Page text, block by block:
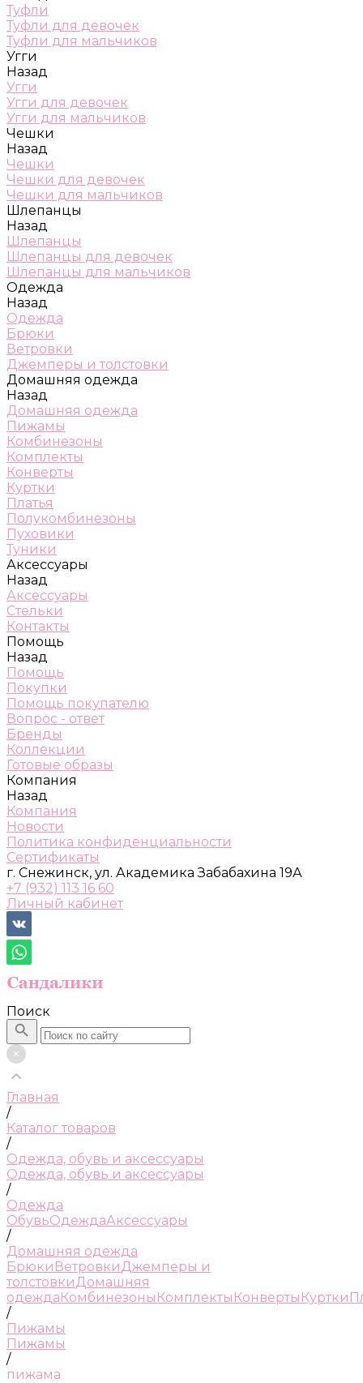
Туфли
Туфли для девочек
Туфли для мальчиков
Угги
Назад
Угги
Угги для девочек
Угги для мальчиков
Чешки
Назад
Чешки
Чешки для девочек
Чешки для мальчиков
Шлепанцы
Назад
Шлепанцы
Шлепанцы для девочек
Шлепанцы для мальчиков
Одежда
Назад
Одежда
Брюки
Ветровки
Джемперы и толстовки
Домашняя одежда
Назад
Домашняя одежда
Пижамы
Комбинезоны
Комплекты
Конверты
Куртки
Платья
Полукомбинезоны
Пуховики
Туники
Аксессуары
Назад
Аксессуары
Стельки
Контакты
Помощь
Назад
Помощь
Покупки
Помощь покупателю
Вопрос - ответ
Бренды
Коллекции
Готовые образы
Компания
Назад
Компания
Новости
Политика конфиденциальности
Сертификаты
г. Снежинск, ул. Академика Забабахина 19А
+7 (932) 113 16 60
Личный кабинет
Поиск
Главная
/
Каталог товаров
/
Одежда, обувь и аксессуары
Одежда, обувь и аксессуары
/
Одежда
ОбувьОдеждаАксессуары
/
Домашняя одежда
Брюки ВетровкиДжемперы и
толстовкиДомашняя
одеждаКомбинезоны Комплекты Конверты Куртки
/
Пижамы
Пижамы
/
пижама